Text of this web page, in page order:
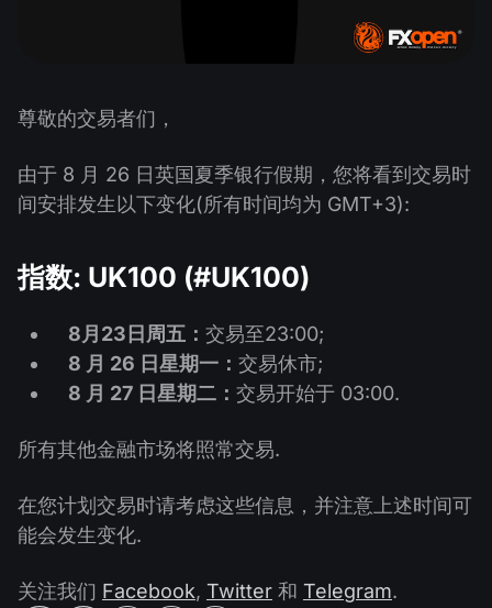
尊敬的交易者们，
由于 8 月 26 日英国夏季银行假期，您将看到交易时
间安排发生以下变化(所有时间均为 GMT+3):
指数: UK100 (#UK100)
8月23日周五： 交易至23:00;
8 月 26 日星期一： 交易休市;
8 月 27 日星期二： 交易开始于 03:00.
所有其他金融市场将照常交易.
在您计划交易时请考虑这些信息，并注意上述时间可
能会发生变化.
关注我们 Facebook, Twitter 和 Telegram.